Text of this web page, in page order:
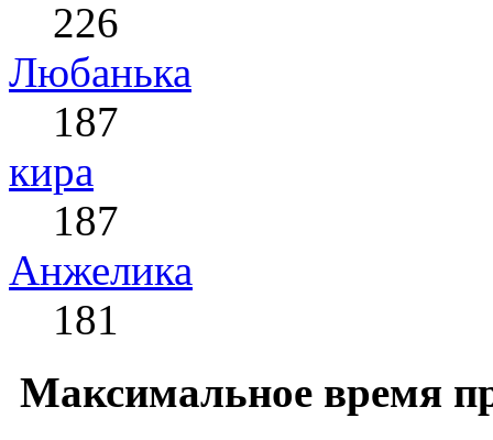
226
Любанька
187
кира
187
Анжелика
181
Максимальное время